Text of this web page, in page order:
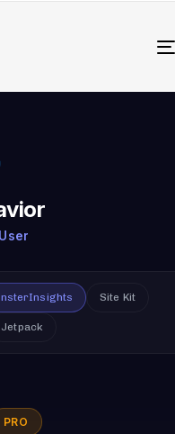
Site Kit
Jetpack
PRO